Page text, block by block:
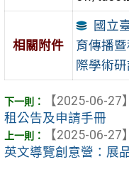
相關附件
國立
育傳播
際學術
【2025-06-27】
租公告及申請手冊
【2025-06-27】
英文導覽創意營：展